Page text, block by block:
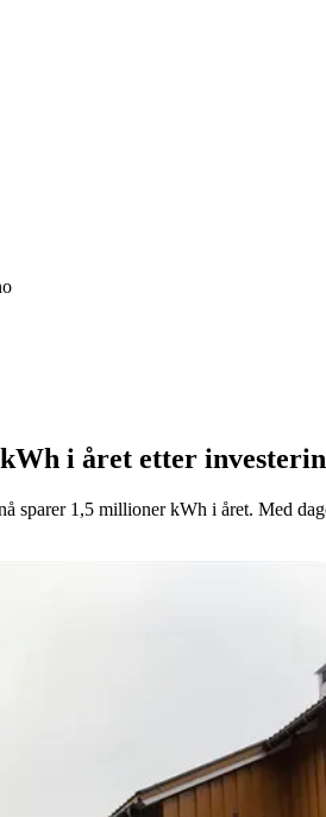
i året etter
1,5 millioner kWh i året. Med